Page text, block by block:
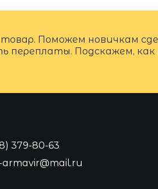
Поможем новичкам
переплаты. Подскажем,
379-80-63